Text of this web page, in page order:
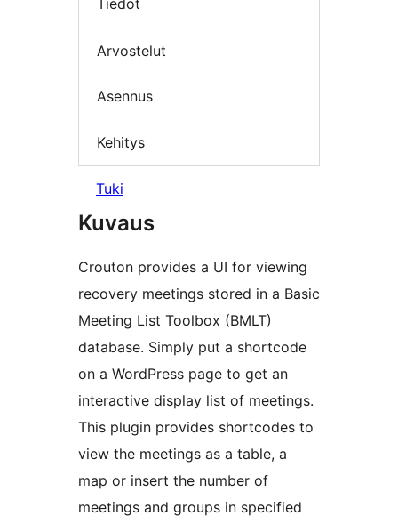
Tiedot
Arvostelut
Asennus
Kehitys
Tuki
Kuvaus
Crouton provides a UI for viewing
recovery meetings stored in a Basic
Meeting List Toolbox (BMLT)
database. Simply put a shortcode
on a WordPress page to get an
interactive display list of meetings.
This plugin provides shortcodes to
view the meetings as a table, a
map or insert the number of
meetings and groups in specified